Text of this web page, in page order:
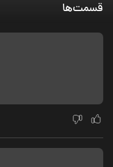
قسمت‌ها